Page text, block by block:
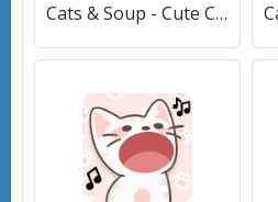
Cats & Soup - Cute Cat Game [МОД Premium] APK Android